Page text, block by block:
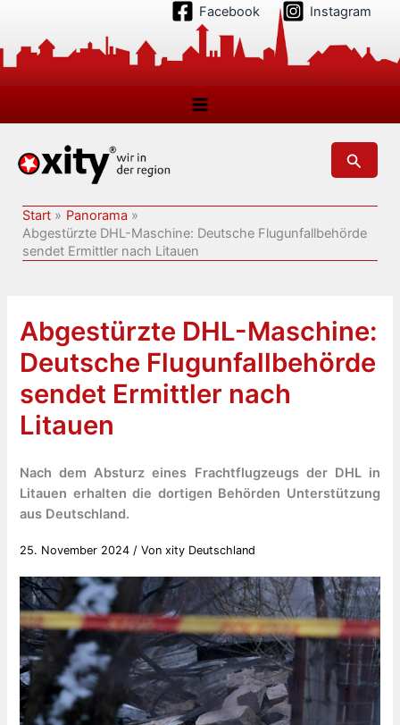
springen
Facebook Instagram
Suchen
Start
Panorama
Abgestürzte DHL-Maschine: Deutsche Flugunfallbehörde
sendet Ermittler nach Litauen
Abgestürzte DHL-Maschine:
Deutsche Flugunfallbehörde
sendet Ermittler nach
Litauen
Nach dem Absturz eines Frachtflugzeugs der DHL in
Litauen erhalten die dortigen Behörden Unterstützung
aus Deutschland.
25. November 2024 / Vonxity Deutschland